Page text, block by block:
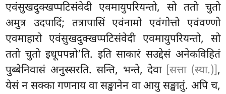
एवंसुखदुक्खप्पटिसंवेदी एवमायुपरियन्तो, सो ततो चुतो
अमुत्र उदपादिं; तत्रापासिं एवंनामो एवंगोत्तो एवंवण्णो
एवमाहारो एवंसुखदुक्खप्पटिसंवेदी एवमायुपरियन्तो, सो
ततो चुतो इधूपपन्नो’ति. इति साकारं सउद्देसं अनेकविहितं
पुब्बेनिवासं अनुस्सरति. सन्ति, भन्ते, देवा [सत्ता (स्या.)],
येसं न सक्का गणनाय वा सङ्खानेन वा आयु सङ्खातुं. अपि च,